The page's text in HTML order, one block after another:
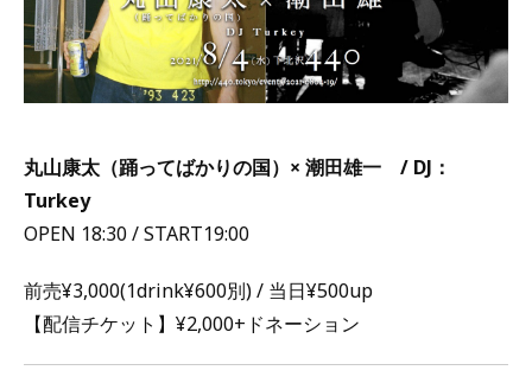
丸山康太（踊ってばかりの国）× 潮田雄一 / DJ：
Turkey
OPEN 18:30 / START19:00
前売¥3,000(1drink¥600別) / 当日¥500up
【配信チケット】¥2,000+ドネーション